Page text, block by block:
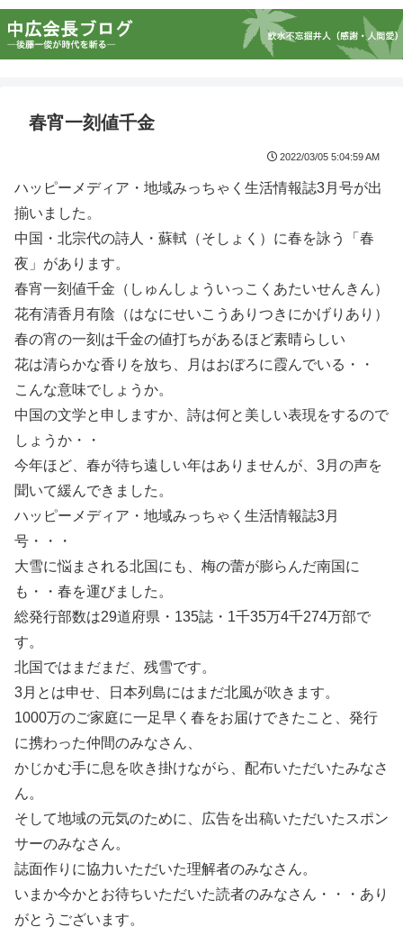
春宵一刻値千金
2022/03/05 5:04:59 AM
ハッピーメディア・地域みっちゃく生活情報誌3月号が出
揃いました。
中国・北宗代の詩人・蘇軾（そしょく）に春を詠う「春
夜」があります。
春宵一刻値千金（しゅんしょういっこくあたいせんきん）
花有清香月有陰（はなにせいこうありつきにかげりあり）
春の宵の一刻は千金の値打ちがあるほど素晴らしい
花は清らかな香りを放ち、月はおぼろに霞んでいる・・
こんな意味でしょうか。
中国の文学と申しますか、詩は何と美しい表現をするので
しょうか・・
今年ほど、春が待ち遠しい年はありませんが、3月の声を
聞いて緩んできました。
ハッピーメディア・地域みっちゃく生活情報誌3月
号・・・
大雪に悩まされる北国にも、梅の蕾が膨らんだ南国に
も・・春を運びました。
総発行部数は29道府県・135誌・1千35万4千274万部で
す。
北国ではまだまだ、残雪です。
3月とは申せ、日本列島にはまだ北風が吹きます。
1000万のご家庭に一足早く春をお届けできたこと、発行
に携わった仲間のみなさん、
かじかむ手に息を吹き掛けながら、配布いただいたみなさ
ん。
そして地域の元気のために、広告を出稿いただいたスポン
サーのみなさん。
誌面作りに協力いただいた理解者のみなさん。
いまか今かとお待ちいただいた読者のみなさん・・・あり
がとうございます。